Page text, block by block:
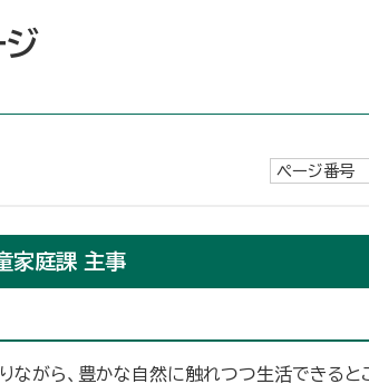
ページ番
家庭課 主事
ながら、豊かな自然に触れつつ生活できる